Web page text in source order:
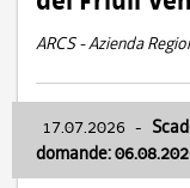
ARCS - Azienda
17.07.2026 -
domande: